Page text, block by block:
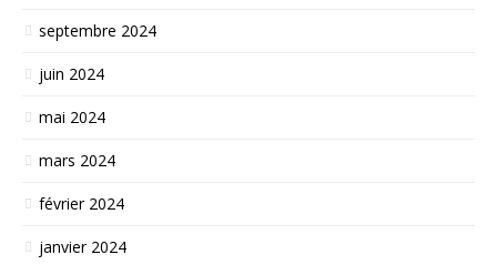
septembre 2024
juin 2024
mai 2024
mars 2024
février 2024
janvier 2024